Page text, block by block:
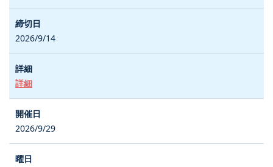
2026/9/14
詳細
2026/9/29